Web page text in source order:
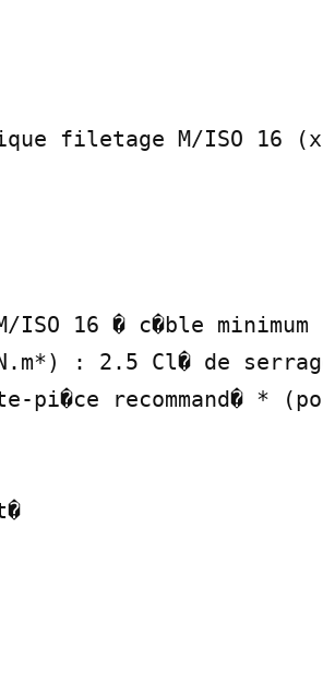
filetage M/ISO 16
16 � c�ble minimum
: 2.5 Cl� de
pi�ce recommand� *